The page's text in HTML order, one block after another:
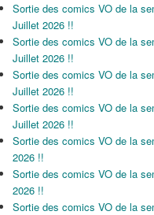
Sortie des comics VO de la
Juillet 2026 !!
Sortie des comics VO de la
Juillet 2026 !!
Sortie des comics VO de la
Juillet 2026 !!
Sortie des comics VO de la
Juillet 2026 !!
Sortie des comics VO de la
2026 !!
Sortie des comics VO de la
2026 !!
Sortie des comics VO de la